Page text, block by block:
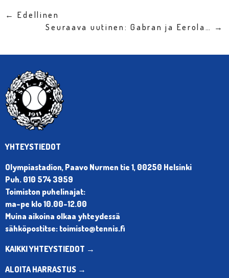
← Edellinen
Seuraava uutinen: Gabran ja Eerola… →
YHTEYSTIEDOT
Olympiastadion, Paavo Nurmen tie 1, 00250 Helsinki
Puh. 010 574 3959
Toimiston puhelinajat:
ma-pe klo 10.00-12.00
Muina aikoina olkaa yhteydessä
sähköpostitse: toimisto@tennis.fi
KAIKKI YHTEYSTIEDOT →
ALOITA HARRASTUS →